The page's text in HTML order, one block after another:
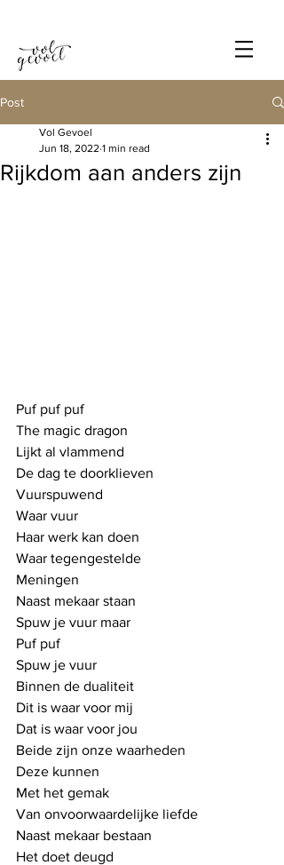
Post
Rijkdom aan anders zijn
Vol Gevoel
Jun 18, 2022 1 min read
Puf puf puf
The magic dragon
Lijkt al vlammend
De dag te doorklieven
Vuurspuwend
Waar vuur
Haar werk kan doen
Waar tegengestelde
Meningen
Naast mekaar staan
Spuw je vuur maar
Puf puf
Spuw je vuur
Binnen de dualiteit
Dit is waar voor mij
Dat is waar voor jou
Beide zijn onze waarheden
Deze kunnen
Met het gemak
Van onvoorwaardelijke liefde
Naast mekaar bestaan
Het doet deugd